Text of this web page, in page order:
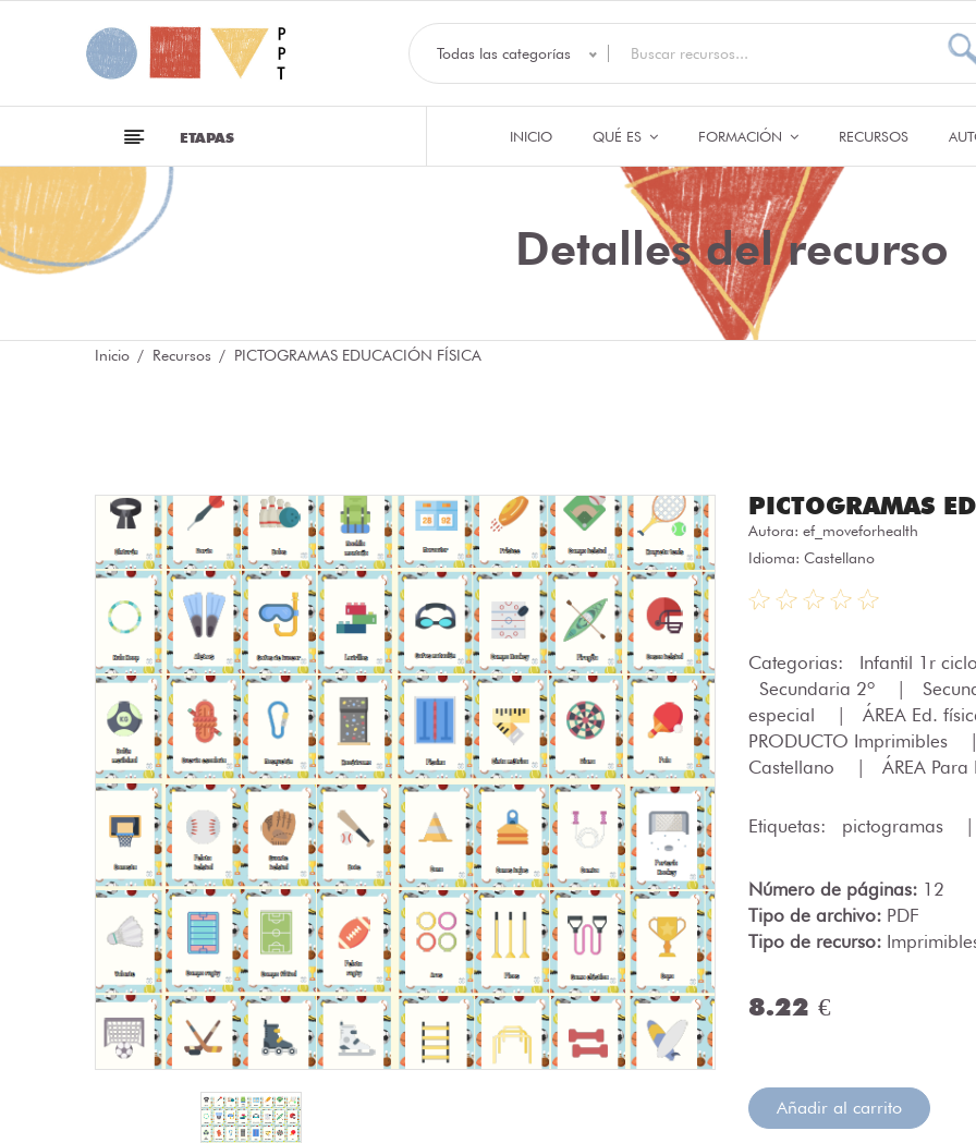
Todas las categorías
ETAPAS INICIO QUÉ ES FORMACIÓN RECURSOS
Detalles del recurso
Inicio Recursos PICTOGRAMAS EDUCACIÓN FÍSICA
PICTOGRAMAS
Autora: ef_moveforhealth
Idioma: Castellano
Categorias: Infantil 1r ciclo
Secundaria 2º
especial
ÁREA Ed.
PRODUCTO Imprimibles
Castellano
ÁREA Para
Etiquetas: pictogramas
Número de páginas: 12
Tipo de archivo: PDF
Tipo de recurso:
8.22 €
Añadir al carrito